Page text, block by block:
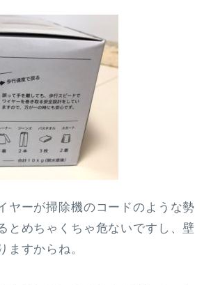
ヤーが掃除機のコードのような勢
とめちゃくちゃ危ないですし、壁
ますからね。